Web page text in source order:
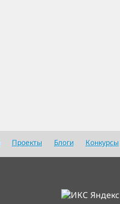
Проекты Блоги Конкурсы